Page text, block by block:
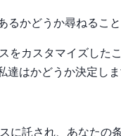
かどうか尋ねること
をカスタマイズした
はかどうか決定しま
に託され、あなたの